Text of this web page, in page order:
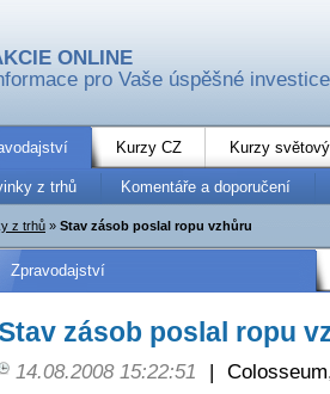
ONLINE
pro Vaše úspěšné investice
Kurzy CZ Kurzy
z trhů Komentáře a doporučení
z trhů » Stav zásob poslal ropu vzhůru
Zpravodajství
zásob poslal ropu
14.08.2008 15:22:51 |